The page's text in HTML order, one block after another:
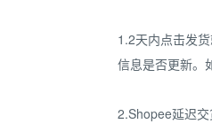
1.2天内点击发
信息是否更新。
2.Shopee延迟